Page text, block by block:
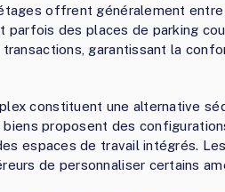
offrent généralement
parfois des places de parking
transactions, garantissant la
constituent une alternative
biens proposent des
espaces de travail intégrés. Les
de personnaliser certains